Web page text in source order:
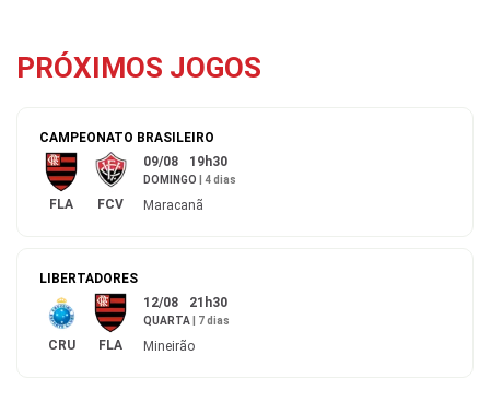
PRÓXIMOS JOGOS
CAMPEONATO BRASILEIRO
FLA FCV
09/08 19h30
DOMINGO 4 dias
Maracanã
LIBERTADORES
CRU FLA
12/08 21h30
QUARTA 7 dias
Mineirão